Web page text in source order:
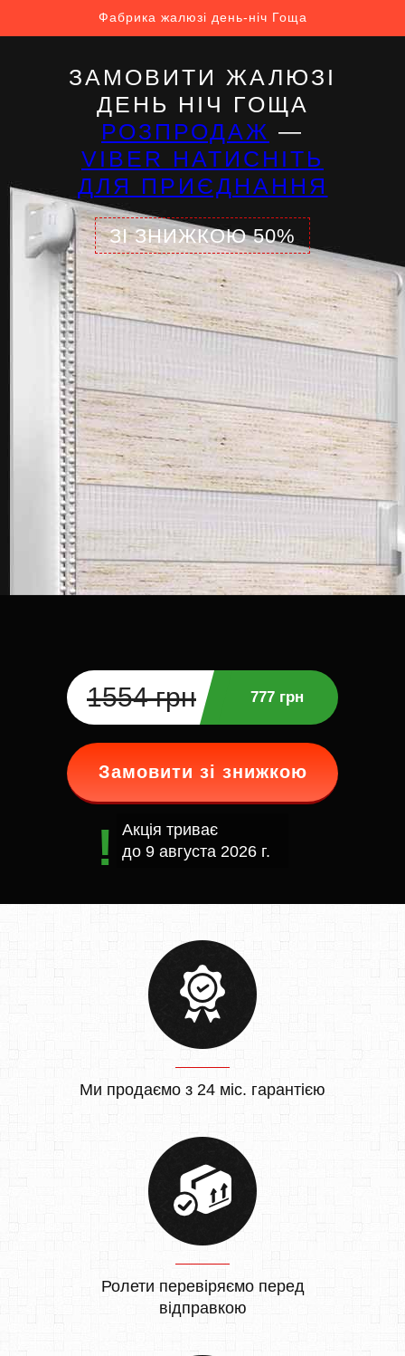
Фабрика жалюзі день-ніч Гоща
ЗАМОВИТИ ЖАЛЮЗІ
ДЕНЬ НІЧ ГОЩА
РОЗПРОДАЖ —
VIBER НАТИСНІТЬ
ДЛЯ ПРИЄДНАННЯ
ЗІ ЗНИЖКОЮ 50%
1554 грн 777 грн
Замовити зі знижкою
Акція триває
до 9 августа 2026 г.
Ми продаємо з 24 міс. гарантією
Ролети перевіряємо перед
відправкою